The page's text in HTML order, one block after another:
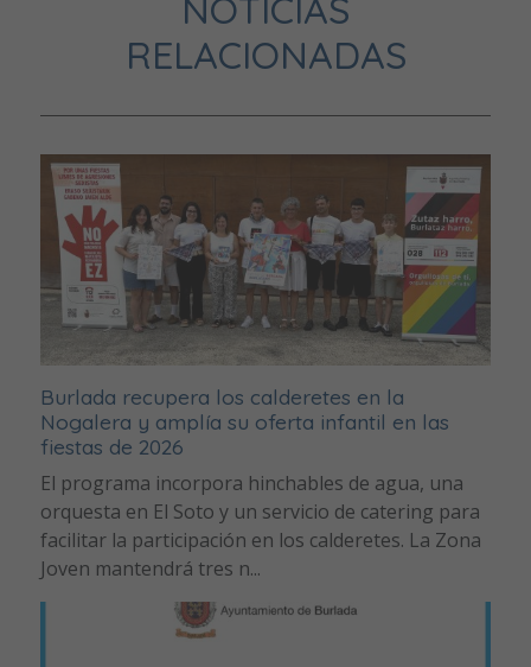
RELACIONADAS
Burlada recupera los calderetes en la
Nogalera y amplía su oferta infantil en las
fiestas de 2026
El programa incorpora hinchables de agua, una
orquesta en El Soto y un servicio de catering para
facilitar la participación en los calderetes. La Zona
Joven mantendrá tres n...